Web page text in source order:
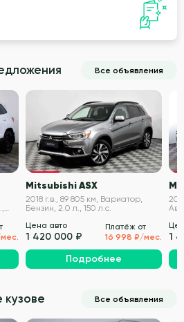
Все объявления
VIN проверен
Mitsubishi ASX
2018 г.в., 89 805 км, Вариатор,
Бензин, 2.0 л., 150 л.с.
Цена авто
1 420 000 ₽
Платёж от
16 998 ₽/мес.
Подробнее
1
кузове Все объявления